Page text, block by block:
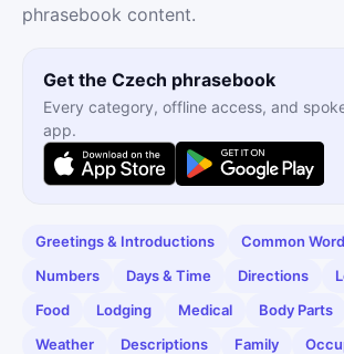
phrasebook content.
Get the Czech phrasebook
Every category, offline access, and
app.
Greetings & Introductions
Common
Numbers
Days & Time Directions
Food
Lodging Medical Body Parts
Weather
Descriptions Family